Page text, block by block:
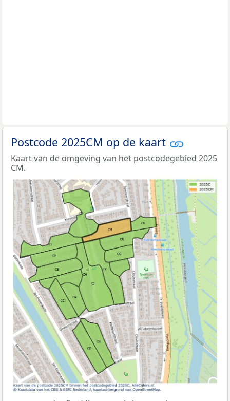
Postcode 2025CM op de kaart
Kaart van de omgeving van het postcodegebied 2025
CM.